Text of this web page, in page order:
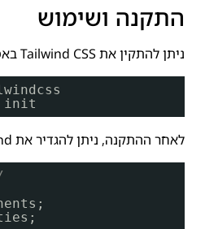
התקנה ושימוש
ניתן להתקין את Tailwind CSS באמצעות npm:
init
לאחר ההתקנה, ניתן להגדיר את Tailwind בקובץ CSS: